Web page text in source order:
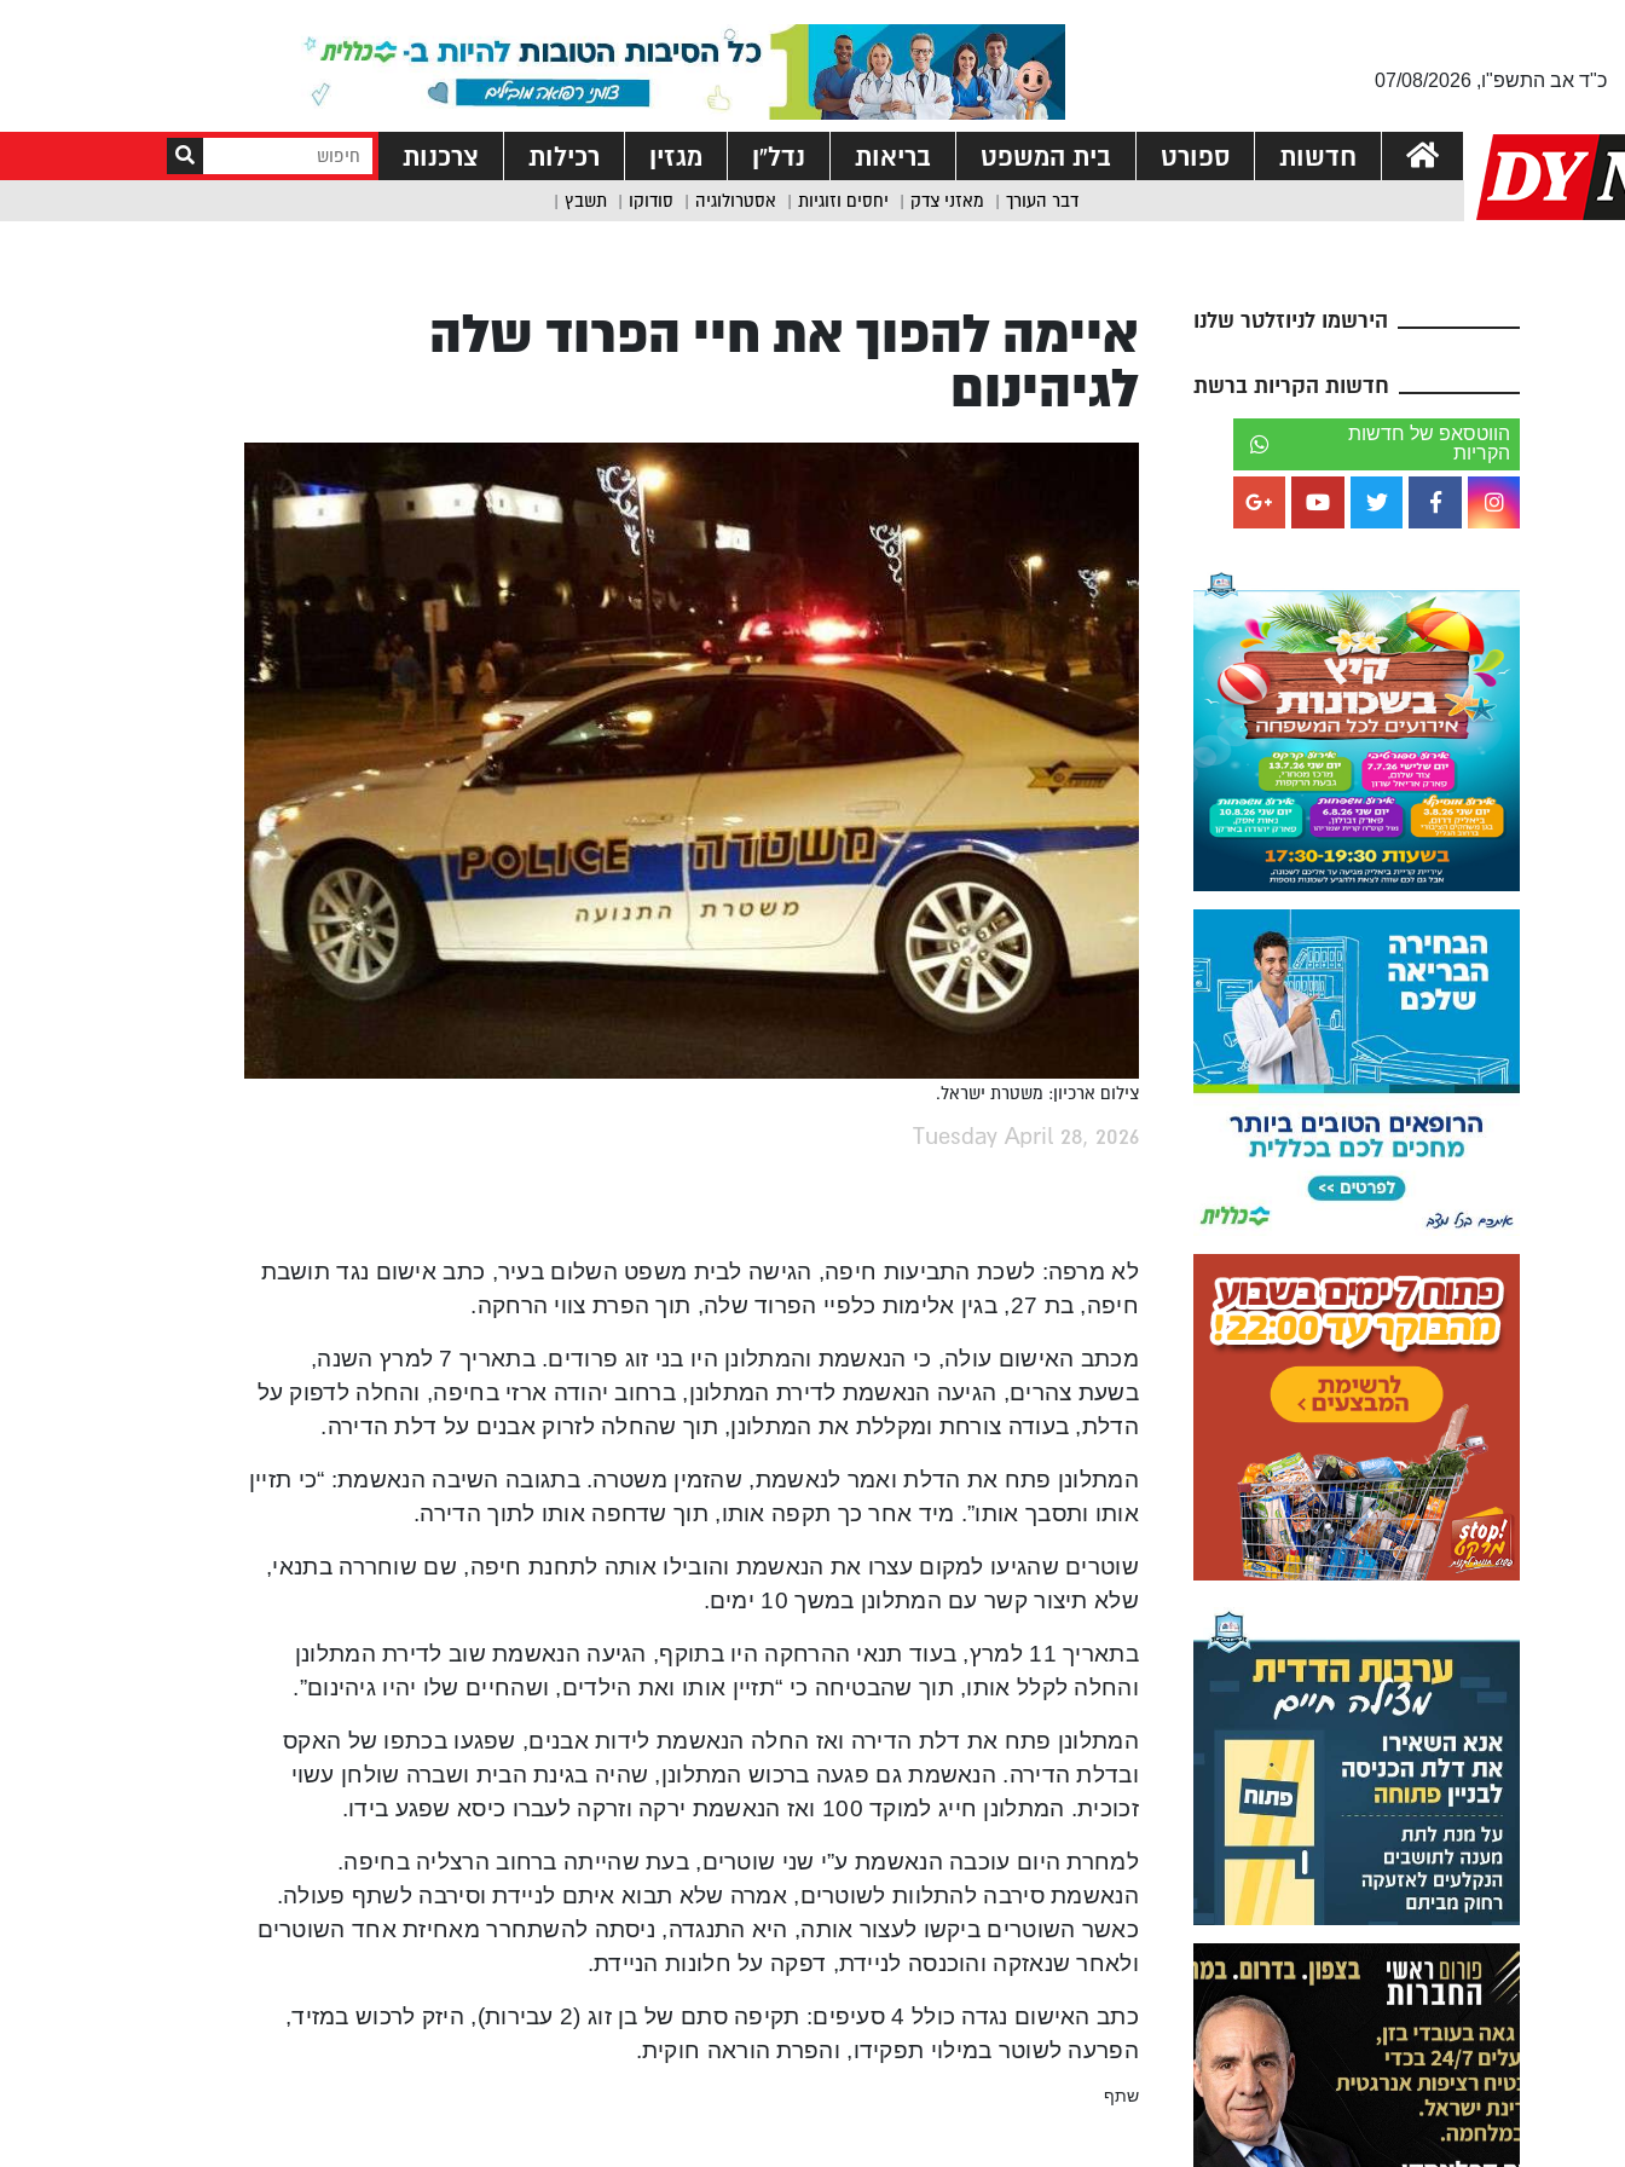
כ"ד אב התשפ"ו, 07/08/2026
חדשות ספורט בית המשפט בריאות נדל”ן מגזין רכילות צרכנות
דבר העורך מאזני צדק יחסים וזוגיות אסטרולוגיה סודוקו תשבץ
הירשמו לניוזלטר שלנו
חדשות הקריות ברשת
הווטסאפ של חדשות
הקריות
איימה להפוך את חיי הפרוד שלה
לגיהינום
צילום ארכיון: משטרת ישראל.
Tuesday April 28, 2026
לא מרפה: לשכת התביעות חיפה, הגישה לבית משפט השלום בעיר, כתב אישום נגד תושבת
חיפה, בת 27, בגין אלימות כלפיי הפרוד שלה, תוך הפרת צווי הרחקה.
מכתב האישום עולה, כי הנאשמת והמתלונן היו בני זוג פרודים. בתאריך 7 למרץ השנה,
בשעת צהרים, הגיעה הנאשמת לדירת המתלונן, ברחוב יהודה ארזי בחיפה, והחלה לדפוק על
הדלת, בעודה צורחת ומקללת את המתלונן, תוך שהחלה לזרוק אבנים על דלת הדירה.
המתלונן פתח את הדלת ואמר לנאשמת, שהזמין משטרה. בתגובה השיבה הנאשמת: “כי תזיין
אותו ותסבך אותו”. מיד אחר כך תקפה אותו, תוך שדחפה אותו לתוך הדירה.
שוטרים שהגיעו למקום עצרו את הנאשמת והובילו אותה לתחנת חיפה, שם שוחררה בתנאי,
שלא תיצור קשר עם המתלונן במשך 10 ימים.
בתאריך 11 למרץ, בעוד תנאי ההרחקה היו בתוקף, הגיעה הנאשמת שוב לדירת המתלונן
והחלה לקלל אותו, תוך שהבטיחה כי “תזיין אותו ואת הילדים, ושהחיים שלו יהיו גיהינום”.
המתלונן פתח את דלת הדירה ואז החלה הנאשמת לידות אבנים, שפגעו בכתפו של האקס
ובדלת הדירה. הנאשמת גם פגעה ברכוש המתלונן, שהיה בגינת הבית ושברה שולחן עשוי
זכוכית. המתלונן חייג למוקד 100 ואז הנאשמת ירקה וזרקה לעברו כיסא שפגע בידו.
למחרת היום עוכבה הנאשמת ע”י שני שוטרים, בעת שהייתה ברחוב הרצליה בחיפה.
הנאשמת סירבה להתלוות לשוטרים, אמרה שלא תבוא איתם לניידת וסירבה לשתף פעולה.
כאשר השוטרים ביקשו לעצור אותה, היא התנגדה, ניסתה להשתחרר מאחיזת אחד השוטרים
ולאחר שנאזקה והוכנסה לניידת, דפקה על חלונות הניידת.
כתב האישום נגדה כולל 4 סעיפים: תקיפה סתם של בן זוג (2 עבירות), היזק לרכוש במזיד,
הפרעה לשוטר במילוי תפקידו, והפרת הוראה חוקית.
שתף